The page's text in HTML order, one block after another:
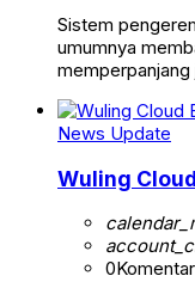
Sistem
umumnya
News Update
Wuling
0Komentar